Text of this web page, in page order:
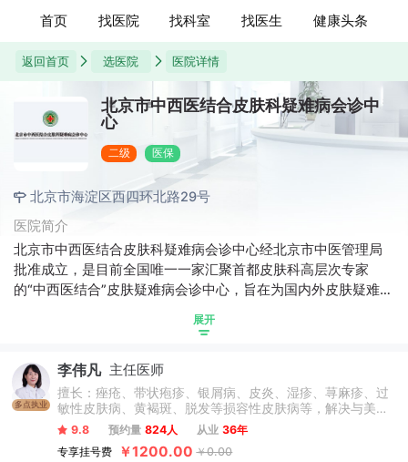
首页 找医院 找科室 找医生 健康头条
返回首页 选医院 医院详情
北京市中西医结合皮肤科疑难病会诊中
心
二级 医保
北京市海淀区西四环北路29号
医院简介
北京市中西医结合皮肤科疑难病会诊中心经北京市中医管理局
批准成立，是目前全国唯一一家汇聚首都皮肤科高层次专家
的“中西医结合”皮肤疑难病会诊中心，旨在为国内外皮肤疑难病
展开
多点执业
李伟凡 主任医师
擅长：痤疮、带状疱疹、银屑病、皮炎、湿疹、荨麻疹、过
敏性皮肤病、黄褐斑、脱发等损容性皮肤病等，解决与美容
有关的皮肤问题。单次会诊费初诊1200元、复诊500元，每
次不少于3位专家。
9.8 预约量 824人 从业 36年
专享挂号费
￥1200.00 ￥0.00